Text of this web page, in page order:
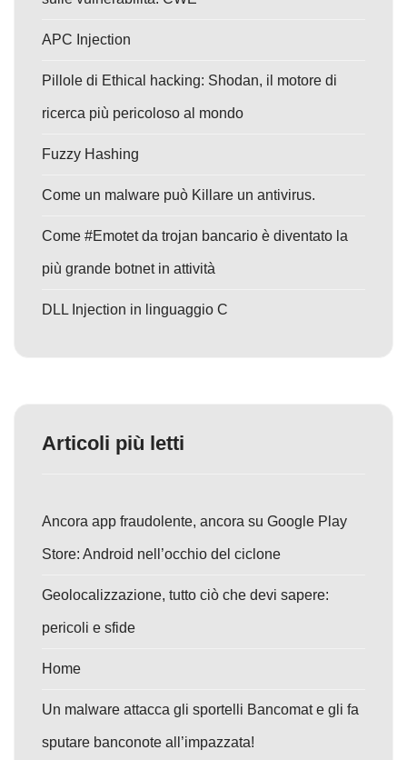
APC Injection
Pillole di Ethical hacking: Shodan, il motore di
ricerca più pericoloso al mondo
Fuzzy Hashing
Come un malware può Killare un antivirus.
Come #Emotet da trojan bancario è diventato la
più grande botnet in attività
DLL Injection in linguaggio C
Articoli più letti
Ancora app fraudolente, ancora su Google Play
Store: Android nell’occhio del ciclone
Geolocalizzazione, tutto ciò che devi sapere:
pericoli e sfide
Home
Un malware attacca gli sportelli Bancomat e gli fa
sputare banconote all’impazzata!